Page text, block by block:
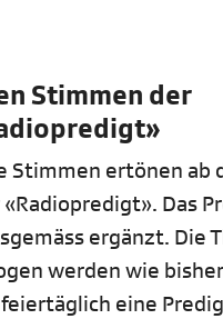
Stimmen der
Stimmen ertönen ab
Das
ergänzt. Die
werden wie
eine